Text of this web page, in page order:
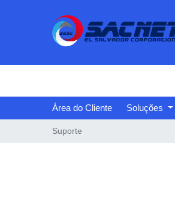
Área do Cliente Soluções
Suporte